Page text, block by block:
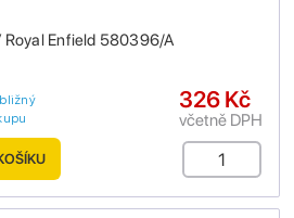
Royal Enfield 580396/A
326 Kč
včetně DPH